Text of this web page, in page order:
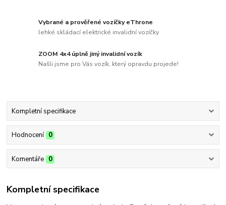
Vybrané a prověřené vozíčky eThrone
lehké skládací elektrické invalidní vozíčky
ZOOM 4x4 úplně jiný invalidní vozík
Našli jsme pro Vás vozík, který opravdu projede!
Kompletní specifikace
Hodnocení 0
Komentáře 0
Kompletní specifikace